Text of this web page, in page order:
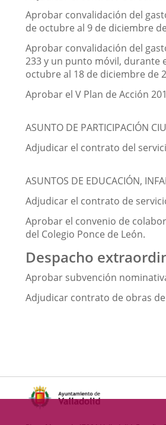
Aprobar convalidación del
de octubre al 9 de diciembre
Aprobar convalidación del
233 y un punto móvil, durante
octubre al 18 de diciembre de
Aprobar el V Plan de Acción
ASUNTO DE PARTICIPACIÓN
Adjudicar el contrato del
ASUNTOS DE EDUCACIÓN,
Adjudicar el contrato de
Aprobar el convenio de
del Colegio Ponce de León.
Despacho
Aprobar subvención
Adjudicar contrato de obras